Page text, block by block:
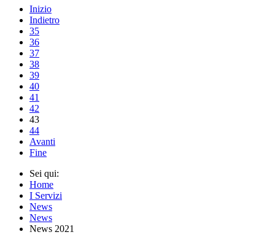
Inizio
Indietro
35
36
37
38
39
40
41
42
43
44
Avanti
Fine
Sei qui:
Home
I Servizi
News
News
News 2021